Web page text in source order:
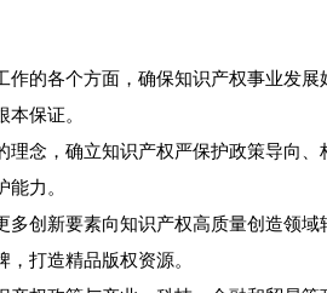
各个方面，确保知识产权事业发展
保证。
，确立知识产权严保护政策导向、
力。
新要素向知识产权高质量创造领域
打造精品版权资源。